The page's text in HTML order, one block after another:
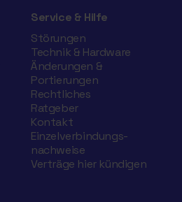
Service & Hilfe
Störungen
Technik & Hardware
Änderungen &
Portierungen
Rechtliches
Ratgeber
Kontakt
Einzelverbindungs­
nachweise
Verträge hier kündigen